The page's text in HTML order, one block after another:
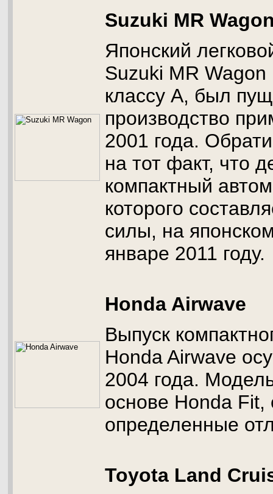
Suzuki MR
Японский
Suzuki MR
классу А, был
производство
2001 года.
на тот факт, что
компактный
которого
силы, на
январе 2011 году.
Honda Airwave
Выпуск
Honda Airwave
2004 года.
основе Honda Fit,
определенные
Toyota Land